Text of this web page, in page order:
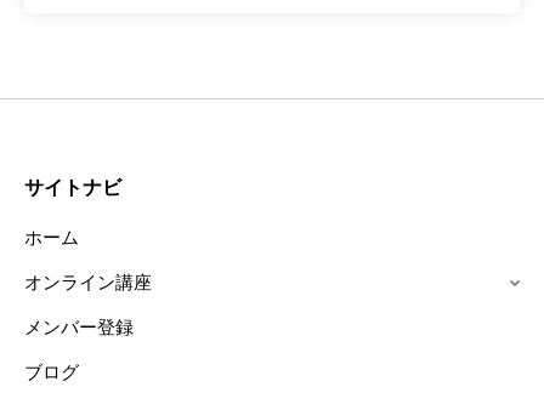
サイトナビ
ホーム
オンライン講座
メンバー登録
ブログ